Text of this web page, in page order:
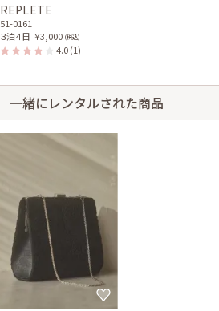
REPLETE
51-0161
３泊４日 ￥3,000 (税込)
4.0(1)
一緒にレンタルされた商品